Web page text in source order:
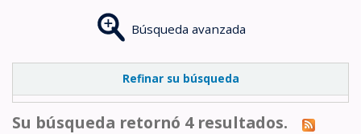
Búsqueda avanzada
Refinar su búsqueda
Su búsqueda retornó 4 resultados.